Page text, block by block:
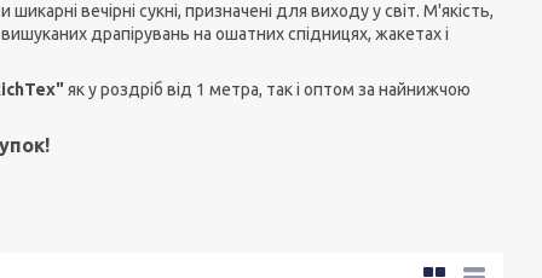
вечірні сукні, призначені для виходу у світ. М'якість,
драпірувань на ошатних спідницях, жакетах і
як у роздріб від 1 метра, так і оптом за найнижчою